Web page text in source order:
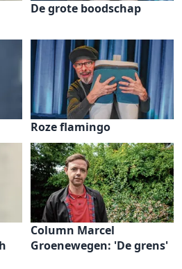
De grote boodschap
Roze flamingo
Column Marcel
Groenewegen: 'De grens'